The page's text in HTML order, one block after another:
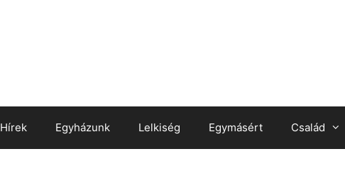
Hírek Egyházunk Lelkiség Egymásért Család